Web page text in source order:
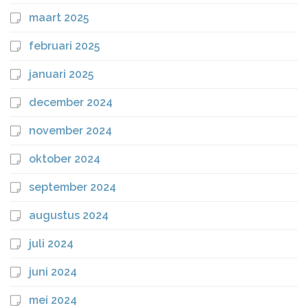
maart 2025
februari 2025
januari 2025
december 2024
november 2024
oktober 2024
september 2024
augustus 2024
juli 2024
juni 2024
mei 2024